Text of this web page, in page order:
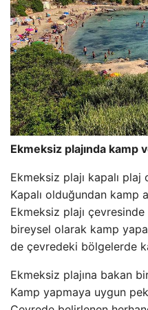
Ekmeksiz plajında ​​kamp
Ekmeksiz plajı kapalı
Kapalı olduğundan kamp
Ekmeksiz plajı
bireysel olarak kamp
de çevredeki bölgelerde
Ekmeksiz plajına bakan
Kamp yapmaya uygun